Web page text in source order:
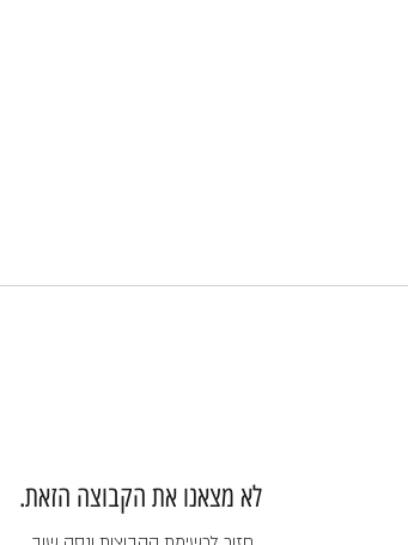
לא מצאנו את הקבוצה הזאת.